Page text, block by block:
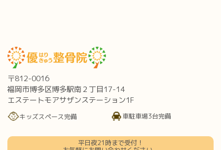
〒812-0016
福岡市博多区博多駅南２丁目17-14
エステートモアサザンステーション1F
キッズスペース完備 車駐車場3台完備
平日夜21時まで受付！